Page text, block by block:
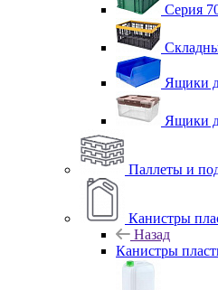
Серия
Ящики
Ящики
Паллеты и
Канистры
Назад
Канистры